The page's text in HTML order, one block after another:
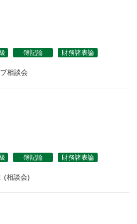
簿記論 財務諸表論
相談会
簿記論 財務諸表論
(相談会)